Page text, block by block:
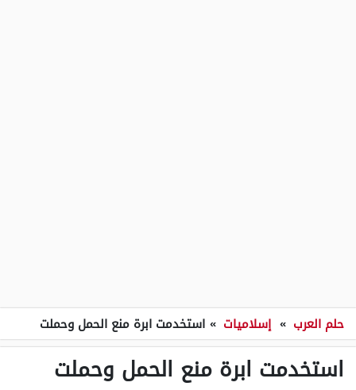
حلم العرب » إسلاميات » استخدمت ابرة منع الحمل وحملت
استخدمت ابرة منع الحمل وحملت